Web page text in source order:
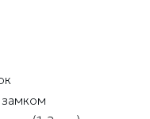
замком